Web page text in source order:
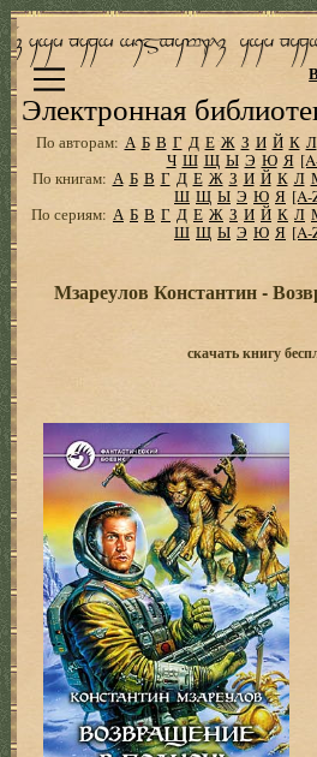
Электронная
По авторам: А Б В Г Д Е Ж З И Й К Л
Ч Ш Щ Ы Э Ю Я
По книгам: А Б В Г Д Е Ж З И Й К Л
Ш Щ Ы Э Ю Я [A-
По сериям: А Б В Г Д Е Ж З И Й К Л
Ш Щ Ы Э Ю Я [A-
Мзареулов Константин -
скачать книгу